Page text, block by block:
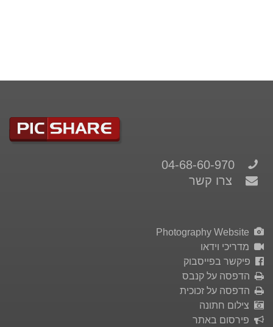
צרו קשר
מדריכי וידאו
פיקשר בפייסבוק
הדפסה על קנבס
הדפסה על זכוכית
צילום חתונה
פירסום באתר